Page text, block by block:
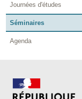
Journées d'études
Séminaires
Agenda